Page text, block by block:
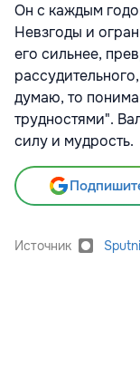
Он с каждым
Невзгоды и
его сильнее,
думаю, то
трудностями".
силу и мудрость.
Источник